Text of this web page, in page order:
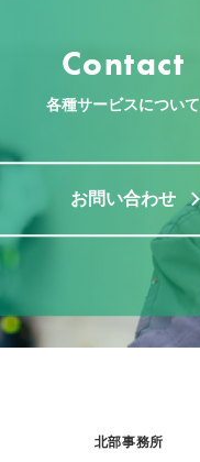
Contact
各種サービスについて
お問い合わせ
北部事務所